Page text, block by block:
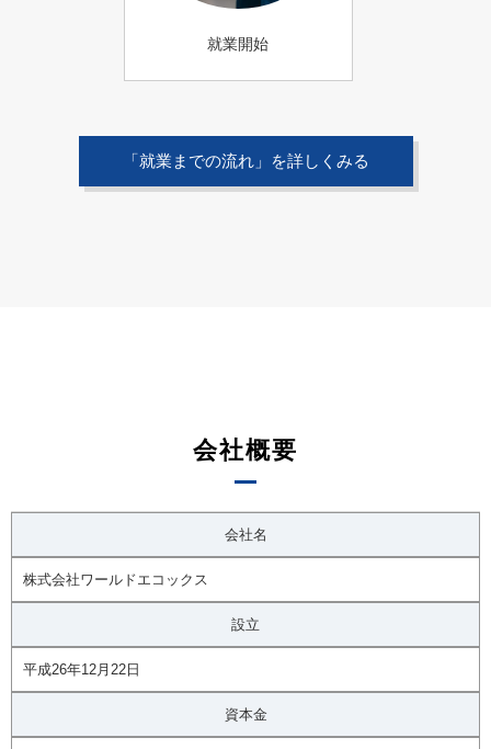
就業開始
「就業までの流れ」を詳しくみる
会社概要
会社名
株式会社ワールドエコックス
設立
平成26年12月22日
資本金